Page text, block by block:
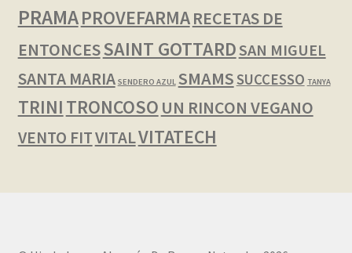
PRAMAPROVEFARMARECETAS DE
ENTONCESSAINT GOTTARDSAN MIGUEL
SANTA MARIA SENDERO AZUL SMAMSSUCCESSO TANYA
TRINI TRONCOSO UN RINCON VEGANO
VENTO FITVITALVITATECH